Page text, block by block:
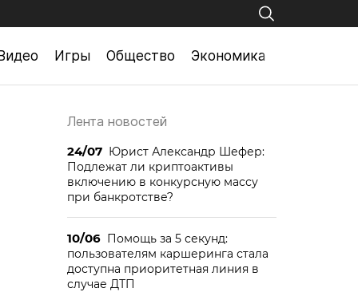
Игры Общество Экономика
Лента новостей
24/07 Юрист Александр Шефер:
Подлежат ли криптоактивы
включению в конкурсную массу
при банкротстве?
10/06 Помощь за 5 секунд:
пользователям каршеринга стала
доступна приоритетная линия в
случае ДТП